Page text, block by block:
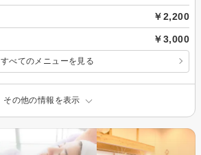
￥2,200
￥3,000
すべてのメニューを見る
その他の情報を表示